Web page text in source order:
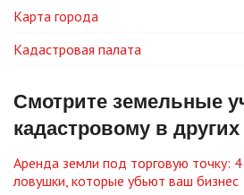
Карта города
Кадастровая палата
Смотрите земельные
кадастровому в
Аренда земли под торговую точку:
ловушки, которые убьют ваш бизнес